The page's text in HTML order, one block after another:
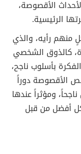
الأقصوصة،
الرئيسية.
منهم رأيه، والذي
كالذوق الشخصي
بأسلوب ناجح،
الأقصوصة دوراً
ومؤثراً عندها
أفضل من قبل